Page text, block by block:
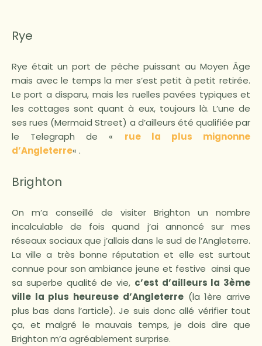
Rye
Rye était un port de pêche puissant au Moyen Âge
mais avec le temps la mer s’est petit à petit retirée.
Le port a disparu, mais les ruelles pavées typiques et
les cottages sont quant à eux, toujours là. L’une de
ses rues (Mermaid Street) a d’ailleurs été qualifiée par
le Telegraph de « rue la plus mignonne
d’Angleterre« .
Brighton
On m’a conseillé de visiter Brighton un nombre
incalculable de fois quand j’ai annoncé sur mes
réseaux sociaux que j’allais dans le sud de l’Angleterre.
La ville a très bonne réputation et elle est surtout
connue pour son ambiance jeune et festive ainsi que
sa superbe qualité de vie, c’est d’ailleurs la 3ème
ville la plus heureuse d’Angleterre(la 1ère arrive
plus bas dans l’article). Je suis donc allé vérifier tout
ça, et malgré le mauvais temps, je dois dire que
Brighton m’a agréablement surprise.